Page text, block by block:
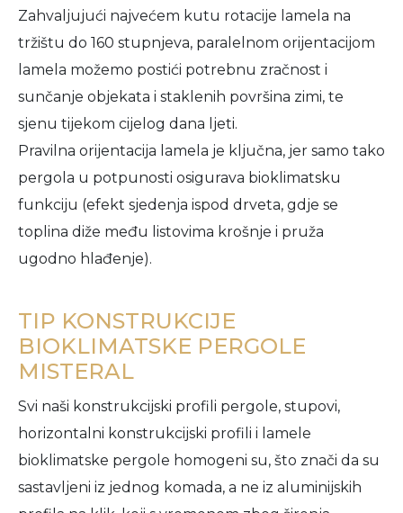
Zahvaljujući najvećem kutu rotacije lamela na
tržištu do 160 stupnjeva, paralelnom orijentacijom
lamela možemo postići potrebnu zračnost i
sunčanje objekata i staklenih površina zimi, te
sjenu tijekom cijelog dana ljeti.
Pravilna orijentacija lamela je ključna, jer samo tako
pergola u potpunosti osigurava bioklimatsku
funkciju (efekt sjedenja ispod drveta, gdje se
toplina diže među listovima krošnje i pruža
ugodno hlađenje).
TIP KONSTRUKCIJE
BIOKLIMATSKE PERGOLE
MISTERAL
Svi naši konstrukcijski profili pergole, stupovi,
horizontalni konstrukcijski profili i lamele
bioklimatske pergole homogeni su, što znači da su
sastavljeni iz jednog komada, a ne iz aluminijskih